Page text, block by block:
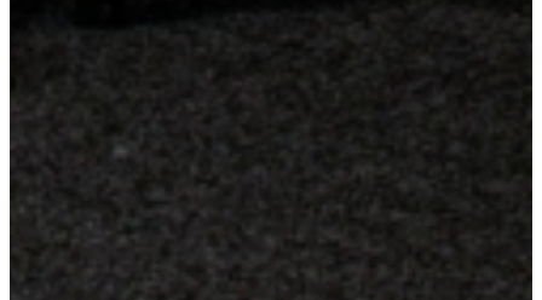
Kom langs en bekijk onze mega showrooms!
Een afspraak is altijd vrijblijvend. U krijgt het ontwerp en de offerte
mee naar huis! Rondleiding langs de keukens die aansluiten bij uw
wensen. Met uitgebreid advies van onze opgeleide keuken experts.